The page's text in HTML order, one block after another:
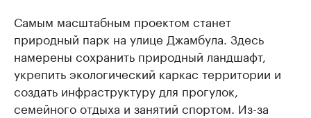
Самым масштабным проектом станет
природный парк на улице Джамбула. Здесь
намерены сохранить природный ландшафт,
укрепить экологический каркас территории и
создать инфраструктуру для прогулок,
семейного отдыха и занятий спортом. Из-за